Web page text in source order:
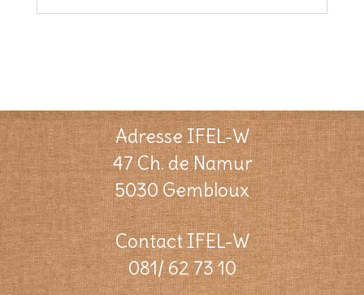
Adresse IFEL-W
47 Ch. de Namur
5030 Gembloux
Contact IFEL-W
081/ 62 73 10